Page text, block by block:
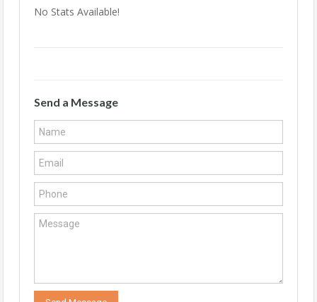
No Stats Available!
Send a Message